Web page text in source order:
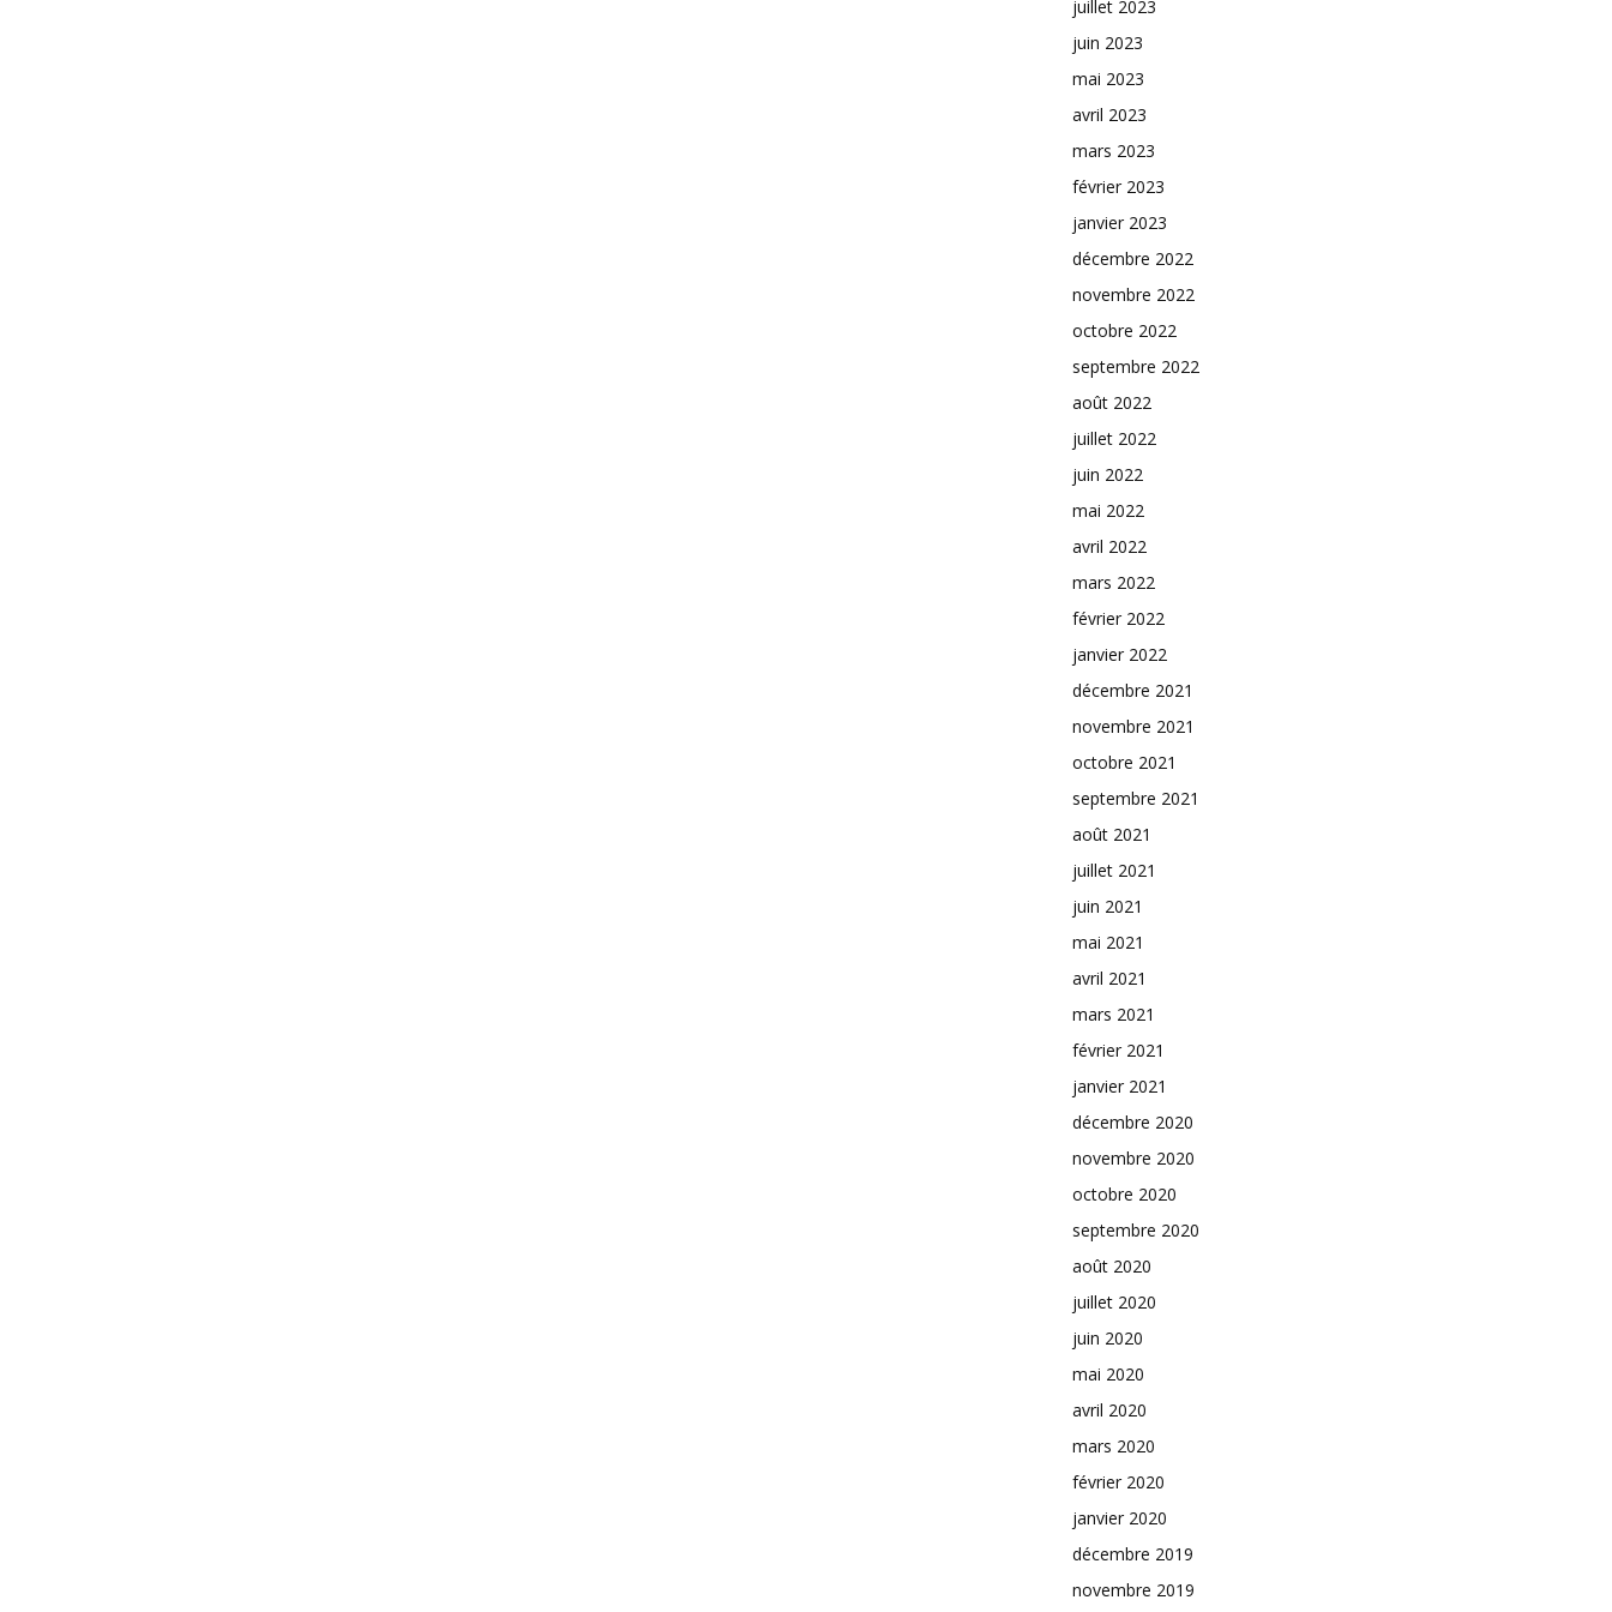
juillet 2023
juin 2023
mai 2023
avril 2023
mars 2023
février 2023
janvier 2023
décembre 2022
novembre 2022
octobre 2022
septembre 2022
août 2022
juillet 2022
juin 2022
mai 2022
avril 2022
mars 2022
février 2022
janvier 2022
décembre 2021
novembre 2021
octobre 2021
septembre 2021
août 2021
juillet 2021
juin 2021
mai 2021
avril 2021
mars 2021
février 2021
janvier 2021
décembre 2020
novembre 2020
octobre 2020
septembre 2020
août 2020
juillet 2020
juin 2020
mai 2020
avril 2020
mars 2020
février 2020
janvier 2020
décembre 2019
novembre 2019